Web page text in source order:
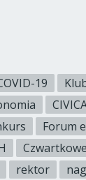
19
Forum
rektor